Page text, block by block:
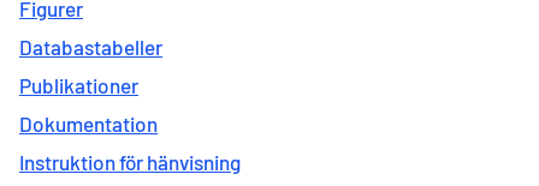
Figurer
Databastabeller
Publikationer
Dokumentation
Instruktion för hänvisning